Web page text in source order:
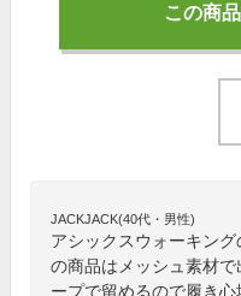
この商
JACKJACK(40代・男性)
アシックスウォーキン
の商品はメッシュ素材
ープで留めるので履き心